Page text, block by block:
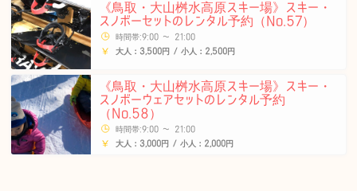
《鳥取・大山桝水高原スキー場》スキー・
スノボーセットのレンタル予約（No.57）
時間帯:9:00 〜 21:00
大人：3,500円 / 小人：2,500円
《鳥取・大山桝水高原スキー場》スキー・
スノボーウェアセットのレンタル予約
（No.58）
時間帯:9:00 〜 21:00
大人：3,000円 / 小人：2,000円